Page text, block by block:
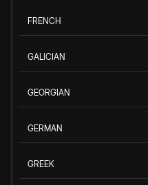
FRENCH
GALICIAN
GEORGIAN
GERMAN
GREEK